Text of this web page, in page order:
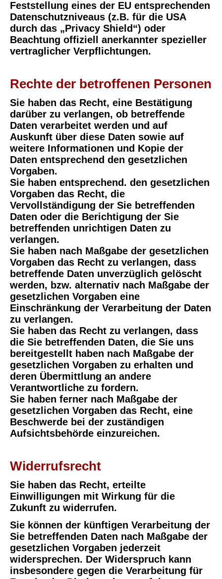
Feststellung eines der EU entsprechenden
Datenschutzniveaus (z.B. für die USA
durch das „Privacy Shield“) oder
Beachtung offiziell anerkannter spezieller
vertraglicher Verpflichtungen.
Rechte der betroffenen Personen
Sie haben das Recht, eine Bestätigung
darüber zu verlangen, ob betreffende
Daten verarbeitet werden und auf
Auskunft über diese Daten sowie auf
weitere Informationen und Kopie der
Daten entsprechend den gesetzlichen
Vorgaben.
Sie haben entsprechend. den gesetzlichen
Vorgaben das Recht, die
Vervollständigung der Sie betreffenden
Daten oder die Berichtigung der Sie
betreffenden unrichtigen Daten zu
verlangen.
Sie haben nach Maßgabe der gesetzlichen
Vorgaben das Recht zu verlangen, dass
betreffende Daten unverzüglich gelöscht
werden, bzw. alternativ nach Maßgabe der
gesetzlichen Vorgaben eine
Einschränkung der Verarbeitung der Daten
zu verlangen.
Sie haben das Recht zu verlangen, dass
die Sie betreffenden Daten, die Sie uns
bereitgestellt haben nach Maßgabe der
gesetzlichen Vorgaben zu erhalten und
deren Übermittlung an andere
Verantwortliche zu fordern.
Sie haben ferner nach Maßgabe der
gesetzlichen Vorgaben das Recht, eine
Beschwerde bei der zuständigen
Aufsichtsbehörde einzureichen.
Widerrufsrecht
Sie haben das Recht, erteilte
Einwilligungen mit Wirkung für die
Zukunft zu widerrufen.
Sie können der künftigen Verarbeitung der
Sie betreffenden Daten nach Maßgabe der
gesetzlichen Vorgaben jederzeit
widersprechen. Der Widerspruch kann
insbesondere gegen die Verarbeitung für